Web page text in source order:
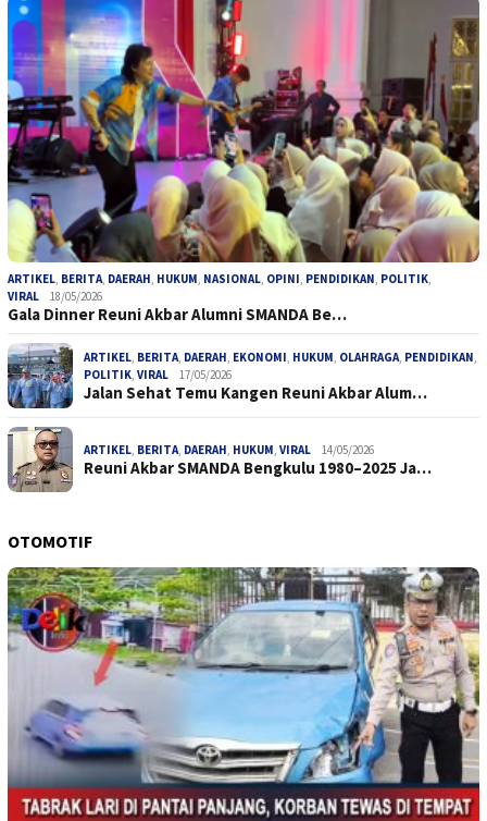
ARTIKEL, BERITA, DAERAH, HUKUM, NASIONAL, OPINI, PENDIDIKAN, POLITIK,
VIRAL
18/05/2026
Gala Dinner Reuni Akbar Alumni SMANDA Be…
ARTIKEL, BERITA, DAERAH, EKONOMI, HUKUM, OLAHRAGA, PENDIDIKAN,
POLITIK, VIRAL 17/05/2026
Jalan Sehat Temu Kangen Reuni Akbar Alum…
ARTIKEL, BERITA, DAERAH, HUKUM, VIRAL 14/05/2026
Reuni Akbar SMANDA Bengkulu 1980–2025 Ja…
OTOMOTIF